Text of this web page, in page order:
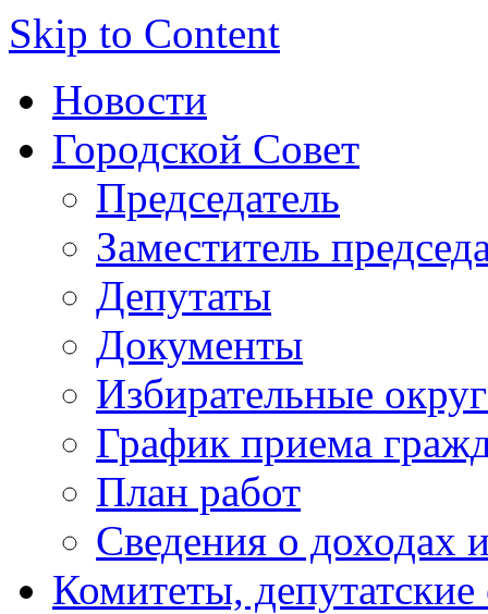
Skip to Content
Новости
Городской Совет
Председатель
Заместитель
Депутаты
Документы
Избирательные
График приема
План работ
Сведения о доходах
Комитеты,